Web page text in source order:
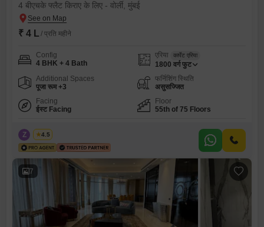
4 बीएचके फ्लैट किराए के लिए - वोर्ली, मुंबई
₹ 4 L / प्रति महीने
Config
4 BHK + 4 Bath
एरिया कार्पेट एरिया
1800 वर्ग फुट
Additional Spaces
पूजा रूम +3
फर्निशिंग स्थिति
असुसज्जित
Facing
ईस्ट Facing
Floor
55th of 75 Floors
Z Zeltro
4.5
7